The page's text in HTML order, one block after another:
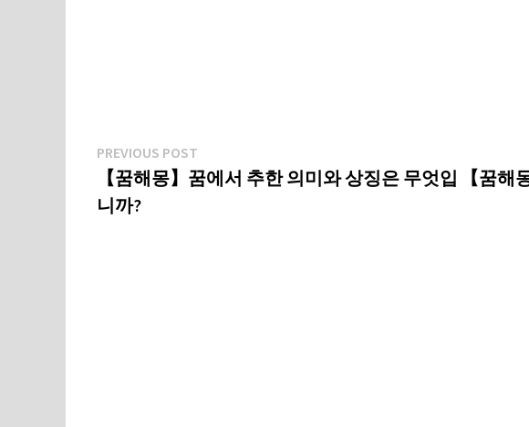
글
탐
색
PREVIOUS POST
post:
【꿈해몽】꿈에서 추한 의미와 상징은 무엇입
니까?
【꿈